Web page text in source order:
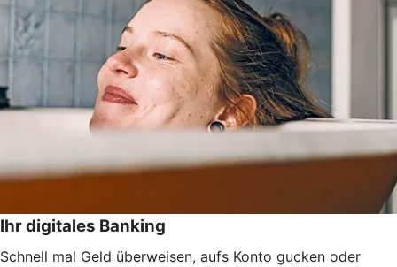
Ihr digitales Banking
Schnell mal Geld überweisen, aufs Konto gucken oder